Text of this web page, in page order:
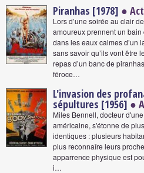
Piranhas [1978] ●
Lors d’une soirée au clair
amoureux prennent un bain
dans les eaux calmes d’un
sans savoir qu’ils vont être
repas d’un banc de
féroce…
L'invasion des
sépultures [1956] ●
Miles Bennell, docteur
américaine, s'étonne de
identiques : plusieurs
plus reconnaîre leurs
apparrence physique est
i…